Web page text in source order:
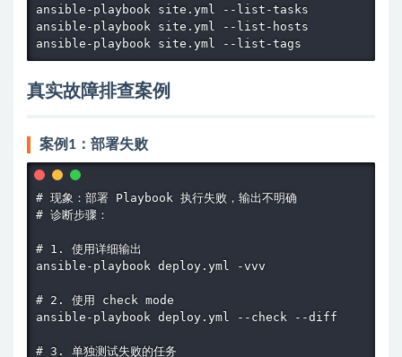
ansible-playbook site.yml --list-tasks
ansible-playbook site.yml --list-hosts
ansible-playbook site.yml --list-tags
真实故障排查案例
案例1：部署失败
# 现象：部署 Playbook 执行失败，输出不明确
# 诊断步骤：
# 1. 使用详细输出
ansible-playbook deploy.yml -vvv
# 2. 使用 check mode
ansible-playbook deploy.yml --check --diff
# 3. 单独测试失败的任务